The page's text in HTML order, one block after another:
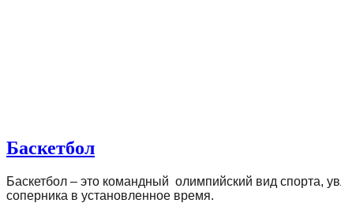
Баскетбол
Баскетбол – это командный олимпийский вид спорта,
соперника в установленное время.